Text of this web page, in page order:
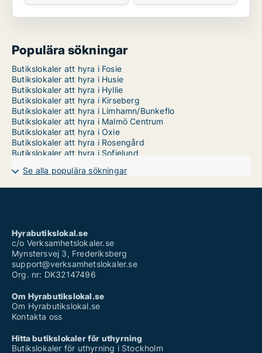
Populära sökningar
Butikslokaler att hyra i Fosie
Butikslokaler att hyra i Husie
Butikslokaler att hyra i Hyllie
Butikslokaler att hyra i Kirseberg
Butikslokaler att hyra i Limhamn/Bunkeflo
Butikslokaler att hyra i Malmö Centrum
Butikslokaler att hyra i Oxie
Butikslokaler att hyra i Rosengård
Butikslokaler att hyra i Sofielund
Se alla populära sökningar
Hyrabutikslokal.se
c/o Verksamhetslokaler.se
Mynstersvej 3, Frederiksberg
support@verksamhetslokaler.se
Org. nr: DK32147496
Om Hyrabutikslokal.se
Om Hyrabutikslokal.se
Kontakta oss
Hitta butikslokaler för uthyrning
Butikslokaler för uthyrning i Stockholm